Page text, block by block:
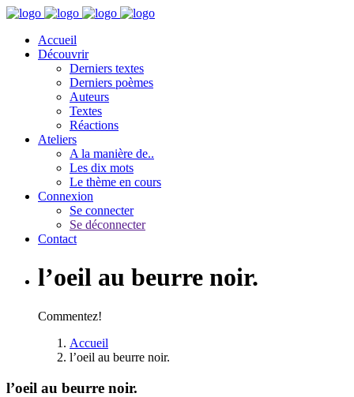
Accueil
Découvrir
Derniers textes
Derniers poèmes
Auteurs
Textes
Réactions
Ateliers
A la manière de..
Les dix mots
Le thème en cours
Connexion
Se connecter
Se déconnecter
Contact
l’oeil au beurre noir.
Commentez!
Accueil
l’oeil au beurre noir.
l’oeil au beurre noir.